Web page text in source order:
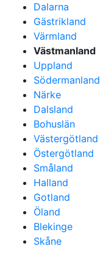
Dalarna
Gästrikland
Värmland
Västmanland
Uppland
Södermanland
Närke
Dalsland
Bohuslän
Västergötland
Östergötland
Småland
Halland
Gotland
Öland
Blekinge
Skåne